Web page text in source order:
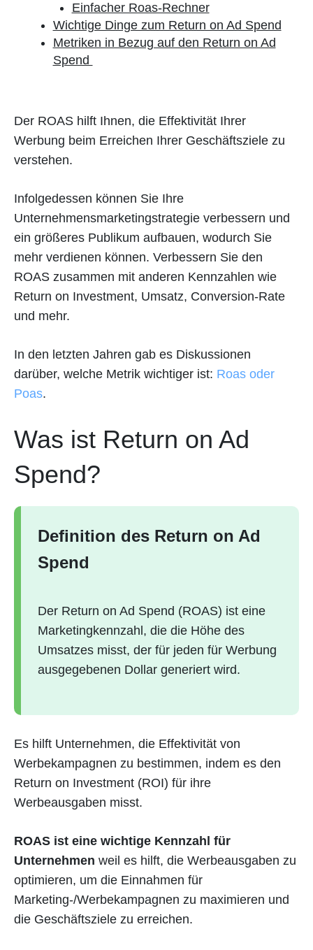
Einfacher Roas-Rechner
Wichtige Dinge zum Return on Ad Spend
Metriken in Bezug auf den Return on Ad
Spend
Der ROAS hilft Ihnen, die Effektivität Ihrer
Werbung beim Erreichen Ihrer Geschäftsziele zu
verstehen.
Infolgedessen können Sie Ihre
Unternehmensmarketingstrategie verbessern und
ein größeres Publikum aufbauen, wodurch Sie
mehr verdienen können. Verbessern Sie den
ROAS zusammen mit anderen Kennzahlen wie
Return on Investment, Umsatz, Conversion-Rate
und mehr.
In den letzten Jahren gab es Diskussionen
darüber, welche Metrik wichtiger ist: Roas oder
Poas.
Was ist Return on Ad
Spend?
Definition des Return on Ad
Spend
Der Return on Ad Spend (ROAS) ist eine
Marketingkennzahl, die die Höhe des
Umsatzes misst, der für jeden für Werbung
ausgegebenen Dollar generiert wird.
Es hilft Unternehmen, die Effektivität von
Werbekampagnen zu bestimmen, indem es den
Return on Investment (ROI) für ihre
Werbeausgaben misst.
ROAS ist eine wichtige Kennzahl für
Unternehmen weil es hilft, die Werbeausgaben zu
optimieren, um die Einnahmen für
Marketing-/Werbekampagnen zu maximieren und
die Geschäftsziele zu erreichen.